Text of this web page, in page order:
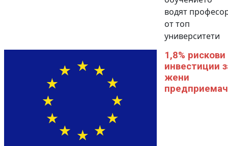
водят
от топ
университети
1,8% рискови
инвестиции
жени